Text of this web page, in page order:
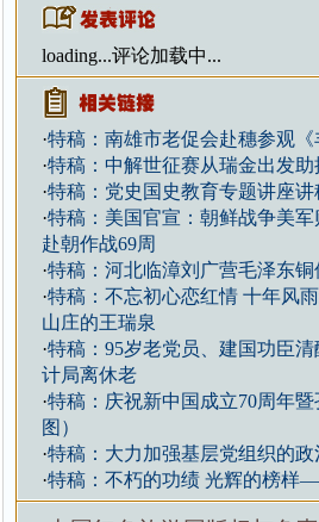
loading...评论加载中...
·特稿：南雄市老促会赴穗参观
·特稿：中解世征赛从瑞金出发助
·特稿：党史国史教育专题讲座
·特稿：美国官宣：朝鲜战争美
赴朝作战69周
·特稿：河北临漳刘广营毛泽东
·特稿：不忘初心恋红情 十年风
山庄的王瑞泉
·特稿：95岁老党员、建国功臣
计局离休老
·特稿：庆祝新中国成立70周年
图）
·特稿：大力加强基层党组织的政
·特稿：不朽的功绩 光辉的榜样